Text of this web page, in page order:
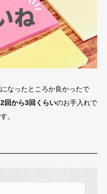
になったところか良かったで
回から3回くらいのお手入れで
。